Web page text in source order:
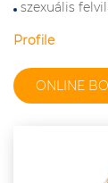
szexuális
Profile
ONLINE